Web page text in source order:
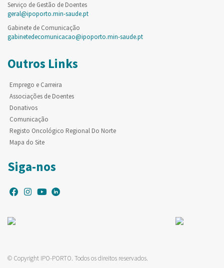
Serviço de Gestão de Doentes
geral@ipoporto.min-saude.pt
Gabinete de Comunicação
gabinetedecomunicacao@ipoporto.min-saude.pt
Outros Links
Emprego e Carreira
Associações de Doentes
Donativos
Comunicação
Registo Oncológico Regional Do Norte
Mapa do Site
Siga-nos
© Copyright IPO-PORTO. Todos os direitos reservados.